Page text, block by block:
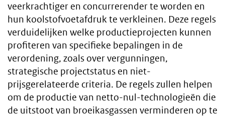
veerkrachtiger en concurrerender te worden en
hun koolstofvoetafdruk te verkleinen. Deze regels
verduidelijken welke productieprojecten kunnen
profiteren van specifieke bepalingen in de
verordening, zoals over vergunningen,
strategische projectstatus en niet-
prijsgerelateerde criteria. De regels zullen helpen
om de productie van netto-nul-technologieën die
de uitstoot van broeikasgassen verminderen op te